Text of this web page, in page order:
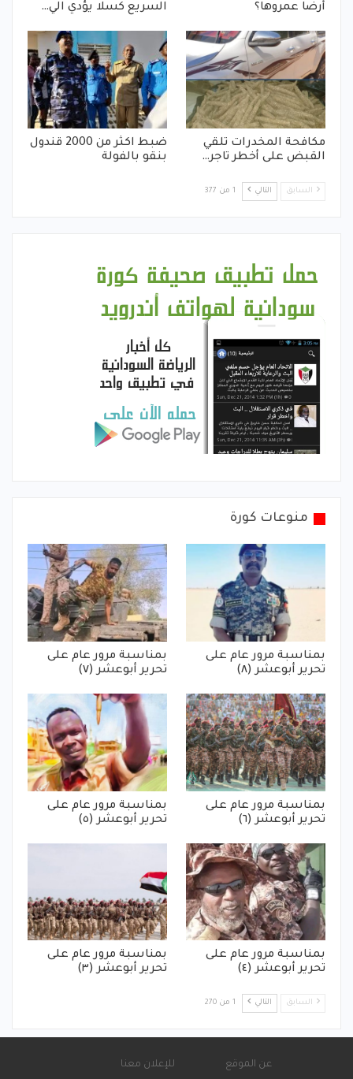
أرضاً عمروها؟
السريع كسلا يؤدي الي…
مكافحة المخدرات تلقي
القبض على أخطر تاجر…
ضبط اكثر من 2000 قندول
بنقو بالفولة
السابق التالي 1 من 377
منوعات كورة
بمناسبة مرور عام على
تحرير أبوعشر (٨)
بمناسبة مرور عام على
تحرير أبوعشر (٧)
بمناسبة مرور عام على
تحرير أبوعشر (٦)
بمناسبة مرور عام على
تحرير أبوعشر (٥)
بمناسبة مرور عام على
تحرير أبوعشر (٤)
بمناسبة مرور عام على
تحرير أبوعشر (٣)
السابق التالي 1 من 270
عن الموقع للإعلان معنا